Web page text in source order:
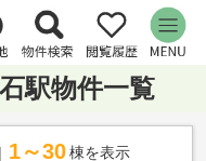
駅物件一覧
1～30 棟を表示